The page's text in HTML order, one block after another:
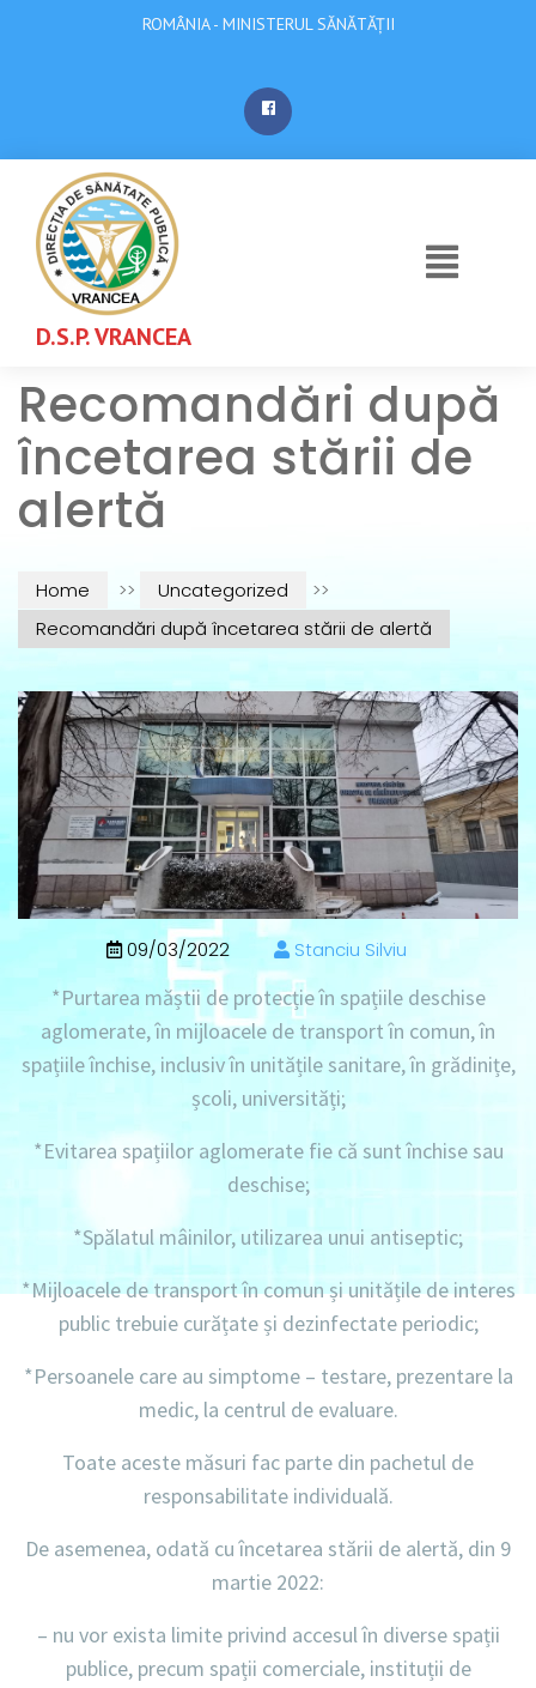
ROMÂNIA - MINISTERUL SĂNĂTĂȚII
D.S.P. VRANCEA
Recomandări după
încetarea stării de
alertă
Home >> Uncategorized
>>
Recomandări după încetarea stării de alertă
09/03/2022 Stanciu Silviu
*Purtarea măștii de protecție în spațiile deschise
aglomerate, în mijloacele de transport în comun, în
spațiile închise, inclusiv în unitățile sanitare, în grădinițe,
școli, universități;
*Evitarea spațiilor aglomerate fie că sunt închise sau
deschise;
*Spălatul mâinilor, utilizarea unui antiseptic;
*Mijloacele de transport în comun și unitățile de interes
public trebuie curățate și dezinfectate periodic;
*Persoanele care au simptome – testare, prezentare la
medic, la centrul de evaluare.
Toate aceste măsuri fac parte din pachetul de
responsabilitate individuală.
De asemenea, odată cu încetarea stării de alertă, din 9
martie 2022:
– nu vor exista limite privind accesul în diverse spații
publice, precum spații comerciale, instituții de